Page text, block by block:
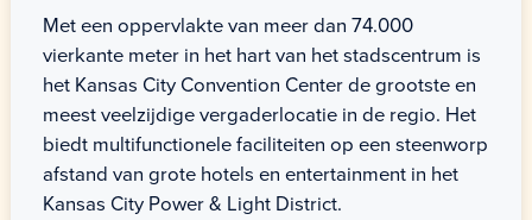
Met een oppervlakte van meer dan 74.000
vierkante meter in het hart van het stadscentrum is
het Kansas City Convention Center de grootste en
meest veelzijdige vergaderlocatie in de regio. Het
biedt multifunctionele faciliteiten op een steenworp
afstand van grote hotels en entertainment in het
Kansas City Power & Light District.